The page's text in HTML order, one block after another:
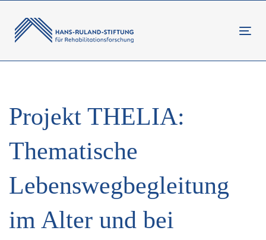
überspringen
primären
Navigation
springen
springen
Projekt THELIA:
Thematische
Lebenswegbegleitung
im Alter und bei